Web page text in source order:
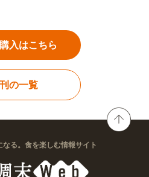
入はこちら
の一覧
る。食を楽しむ情報サイト